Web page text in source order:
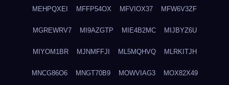
MEHPQXEI MFFP54OX MFVIOX37 MFW6V3ZF
MGREWRV7 MI9AZGTP MIE4B2MC MIJBYZ6U
MIYOM1BR MJNMFFJI ML5MQHVQ MLRKITJH
MNCG86O6 MNGT70B9 MOWVIAG3 MOX82X49